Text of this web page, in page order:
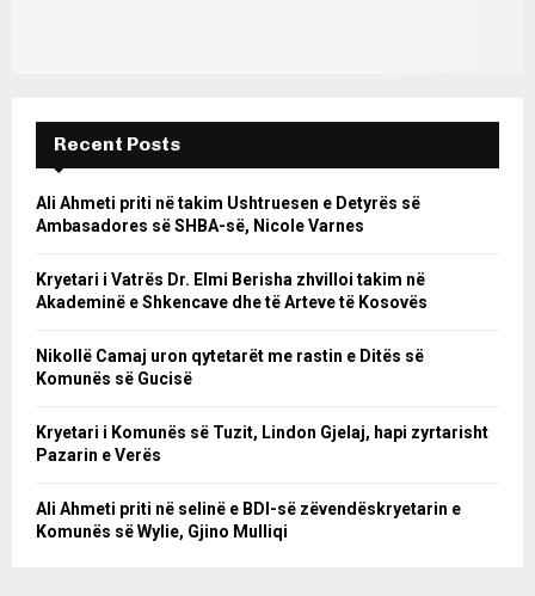
Recent Posts
Ali Ahmeti priti në takim Ushtruesen e Detyrës së
Ambasadores së SHBA-së, Nicole Varnes
Kryetari i Vatrës Dr. Elmi Berisha zhvilloi takim në
Akademinë e Shkencave dhe të Arteve të Kosovës
Nikollë Camaj uron qytetarët me rastin e Ditës së
Komunës së Gucisë
Kryetari i Komunës së Tuzit, Lindon Gjelaj, hapi zyrtarisht
Pazarin e Verës
Ali Ahmeti priti në selinë e BDI-së zëvendëskryetarin e
Komunës së Wylie, Gjino Mulliqi